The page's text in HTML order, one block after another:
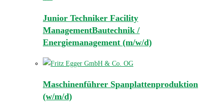
Junior Techniker Facility
ManagementBautechnik /
Energiemanagement (m/w/d)
Maschinenführer Spanplattenproduktion
(w/m/d)